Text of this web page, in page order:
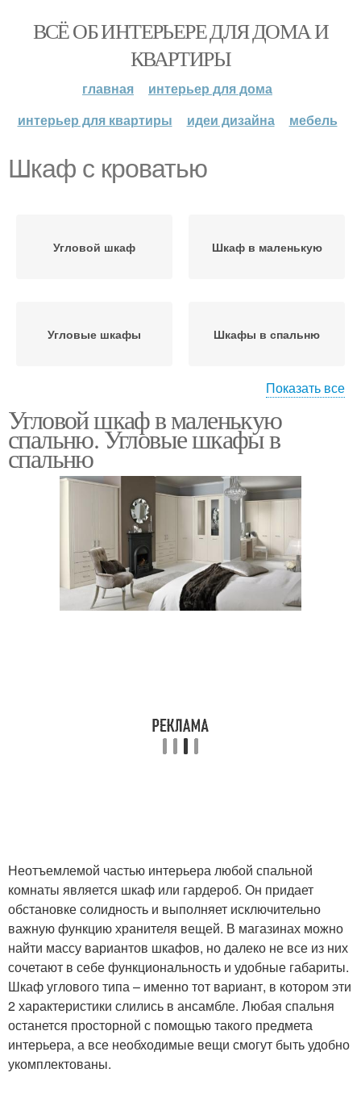
ВСЁ ОБ ИНТЕРЬЕРЕ ДЛЯ ДОМА И
КВАРТИРЫ
главная
интерьер для дома
интерьер для квартиры
идеи дизайна мебель
Шкаф с кроватью
Угловой шкаф Шкаф в маленькую
Угловые шкафы Шкафы в спальню
Вместительный шкаф Шкаф для маленькой
Маленький шкаф Шкаф для спальни
Шкаф со стенкой Шкаф в спальню
Показать все
Угловой шкаф в маленькую
спальню. Угловые шкафы в
спальню
Неотъемлемой частью интерьера любой спальной
комнаты является шкаф или гардероб. Он придает
обстановке солидность и выполняет исключительно
важную функцию хранителя вещей. В магазинах можно
найти массу вариантов шкафов, но далеко не все из них
сочетают в себе функциональность и удобные габариты.
Шкаф углового типа – именно тот вариант, в котором эти
2 характеристики слились в ансамбле. Любая спальня
останется просторной с помощью такого предмета
интерьера, а все необходимые вещи смогут быть удобно
укомплектованы.